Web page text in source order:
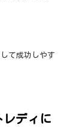
て成功しやす
レディに